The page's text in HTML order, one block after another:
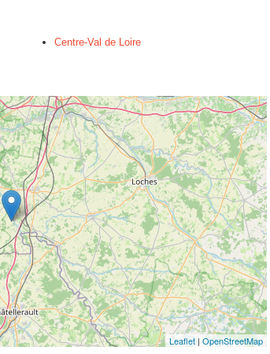
Centre-Val de Loire
Leaflet | OpenStreetMap